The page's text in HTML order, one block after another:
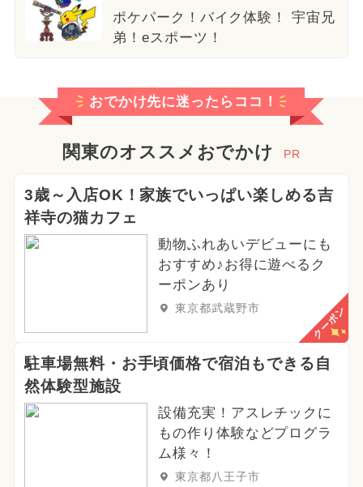
ポケパーク！バイク体験！ 宇宙兄
弟！eスポーツ！
おでかけ先に迷ったらココ！
関東のオススメおでかけ PR
3歳～入店OK！家族でいっぱい楽しめる吉
祥寺の猫カフェ
動物ふれあいデビューにも
おすすめ♪お得に遊べるク
ーポンあり
東京都武蔵野市 クーポン
駐車場無料・お手頃価格で宿泊もできる自
然体験型施設
設備充実！アスレチックに
もの作り体験などプログラ
ム様々！
東京都八王子市